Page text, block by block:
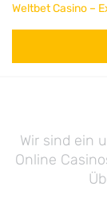
Weltbet Casino –
Wir sind ein
Online